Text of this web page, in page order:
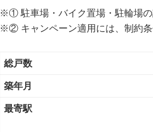
※① 駐車場・バイク置場・駐輪場の
※② キャンペーン適用には、制約条
総戸数
築年月
最寄駅